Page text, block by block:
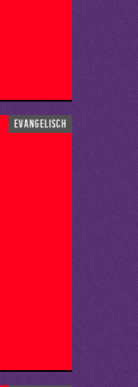
evangelisch